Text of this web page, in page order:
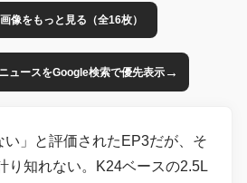
像をもっと見る（全16枚）
ュースをGoogle検索で優先表示→
い」と評価されたEP3だが、そ
り知れない。K24ベースの2.5L